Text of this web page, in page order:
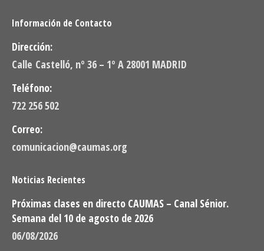
Información de Contacto
Dirección:
Calle Castelló, nº 36 – 1º A 28001 MADRID
Teléfono:
722 256 502
Correo:
comunicacion@caumas.org
Noticias Recientes
Próximas clases en directo CAUMAS – Canal Sénior.
Semana del 10 de agosto de 2026
06/08/2026